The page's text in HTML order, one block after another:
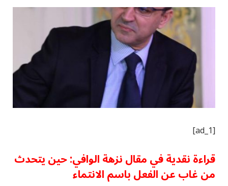
[ad_1]
قراءة نقدية في مقال نزهة الوافي: حين يتحدث
من غاب عن الفعل باسم الانتماء